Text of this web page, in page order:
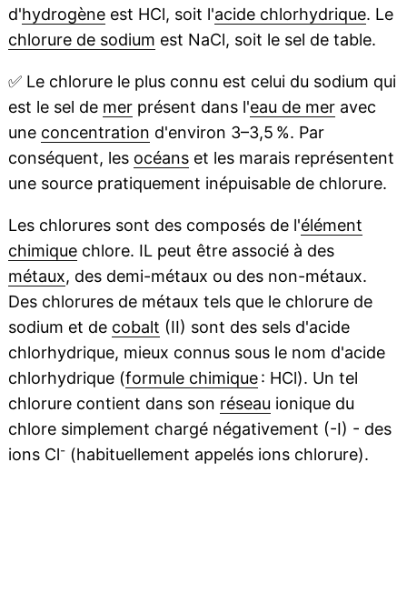
d'hydrogèneest HCl, soit l'acide chlorhydrique. Le
chlorure de sodium est NaCl, soit le sel de table.
✅Le chlorure le plus connu est celui du sodium qui
est le sel de merprésent dans l'eau de meravec
une concentration d'environ 3–3,5 %. Par
conséquent, les océanset les marais représentent
une source pratiquement inépuisable de chlorure.
Les chlorures sont des composés de l'élément
chimiquechlore. IL peut être associé à des
métaux, des demi-métaux ou des non-métaux.
Des chlorures de métaux tels que le chlorure de
sodium et de cobalt (II) sont des sels d'acide
chlorhydrique, mieux connus sous le nom d'acide
chlorhydrique (formule chimique: HCl). Un tel
chlorure contient dans son réseau ionique du
chlore simplement chargé négativement (-I) - des
ions Cl-(habituellement appelés ions chlorure).